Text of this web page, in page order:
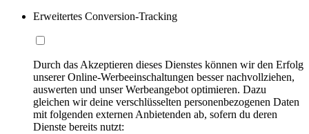
Erweitertes Conversion-Tracking
Durch das Akzeptieren dieses Dienstes können wir den Erfolg
unserer Online-Werbeeinschaltungen besser nachvollziehen,
auswerten und unser Werbeangebot optimieren. Dazu
gleichen wir deine verschlüsselten personenbezogenen Daten
mit folgenden externen Anbietenden ab, sofern du deren
Dienste bereits nutzt: